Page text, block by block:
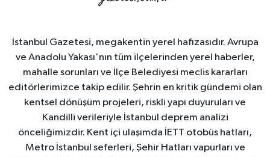
İstanbul Gazetesi, megakentin yerel hafızasıdır. Avrupa
ve Anadolu Yakası'nın tüm ilçelerinden yerel haberler,
mahalle sorunları ve İlçe Belediyesi meclis kararları
editörlerimizce takip edilir. Şehrin en kritik gündemi olan
kentsel dönüşüm projeleri, riskli yapı duyuruları ve
Kandilli verileriyle İstanbul deprem analizi
önceliğimizdir. Kent içi ulaşımda İETT otobüs hatları,
Metro İstanbul seferleri, Şehir Hatları vapurları ve